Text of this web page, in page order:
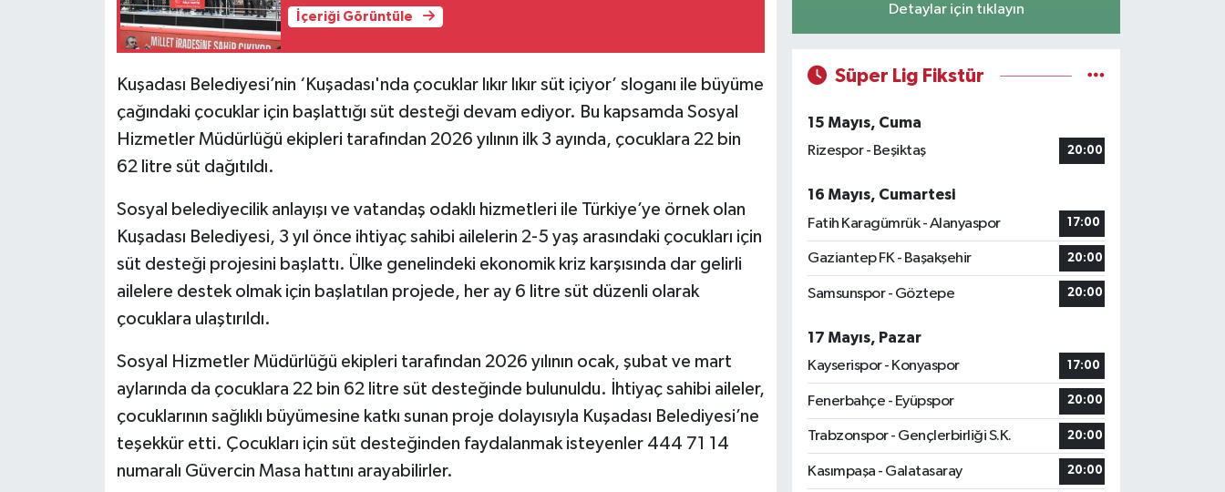
İçeriği Görüntüle
Kuşadası Belediyesi’nin ‘Kuşadası'nda çocuklar lıkır lıkır süt içiyor’ sloganı ile büyüme
çağındaki çocuklar için başlattığı süt desteği devam ediyor. Bu kapsamda Sosyal
Hizmetler Müdürlüğü ekipleri tarafından 2026 yılının ilk 3 ayında, çocuklara 22 bin
62 litre süt dağıtıldı.
Sosyal belediyecilik anlayışı ve vatandaş odaklı hizmetleri ile Türkiye’ye örnek olan
Kuşadası Belediyesi, 3 yıl önce ihtiyaç sahibi ailelerin 2-5 yaş arasındaki çocukları için
süt desteği projesini başlattı. Ülke genelindeki ekonomik kriz karşısında dar gelirli
ailelere destek olmak için başlatılan projede, her ay 6 litre süt düzenli olarak
çocuklara ulaştırıldı.
Sosyal Hizmetler Müdürlüğü ekipleri tarafından 2026 yılının ocak, şubat ve mart
aylarında da çocuklara 22 bin 62 litre süt desteğinde bulunuldu. İhtiyaç sahibi aileler,
çocuklarının sağlıklı büyümesine katkı sunan proje dolayısıyla Kuşadası Belediyesi’ne
teşekkür etti. Çocukları için süt desteğinden faydalanmak isteyenler 444 71 14
numaralı Güvercin Masa hattını arayabilirler.
Detaylar için tıklayın
Süper Lig Fikstür
15 Mayıs, Cuma
Rizespor - Beşiktaş
20:00
16 Mayıs, Cumartesi
Fatih Karagümrük - Alanyaspor
17:00
Gaziantep FK - Başakşehir 20:00
Samsunspor - Göztepe 20:00
17 Mayıs, Pazar
Kayserispor - Konyaspor
17:00
Fenerbahçe - Eyüpspor 20:00
Trabzonspor - Gençlerbirliği S.K. 20:00
Kasımpaşa - Galatasaray 20:00